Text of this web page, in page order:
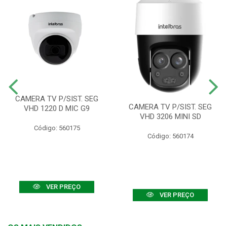
CAMERA TV P/SIST. SEG
VHD 1220 D MIC G9
Código: 560175
VER PREÇO
CAMERA TV P/SIST. SEG
VHD 3206 MINI SD
Código: 560174
VER PREÇO